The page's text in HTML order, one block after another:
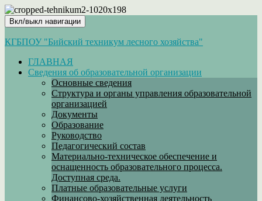
Вкл/выкл навигации
КГБПОУ "Бийский техникум лесного хозяйства"
ГЛАВНАЯ
Сведения об образовательной организации
Основные сведения
Структура и органы управления образовательной
организацией
Документы
Образование
Руководство
Педагогический состав
Материально-техническое обеспечение и
оснащенность образовательного процесса.
Доступная среда.
Платные образовательные услуги
Финансово-хозяйственная деятельность